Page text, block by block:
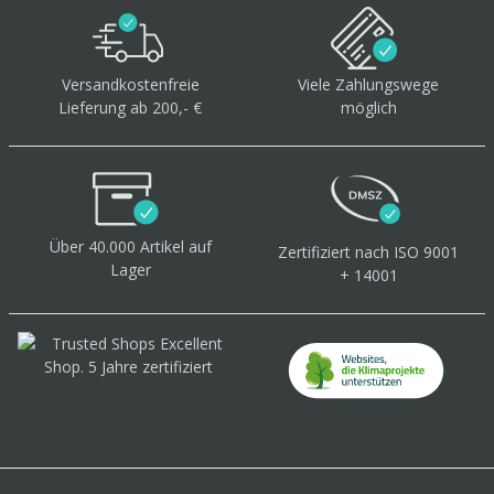
Versandkostenfreie
Lieferung ab 200,- €
Viele Zahlungswege
möglich
Über 40.000 Artikel auf
Lager
Zertifiziert nach ISO 9001
+ 14001